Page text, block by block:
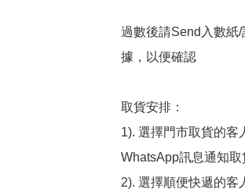
過數後請Send入數紙
據，以便確認
取貨安排：
1). 選擇門市取貨的客
WhatsApp訊息通知取
2). 選擇順便快遞的客